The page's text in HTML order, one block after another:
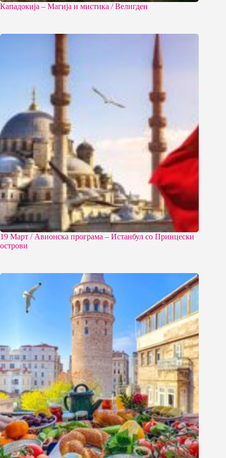
Кападокија – Магија и мистика / Велигден
19 Март / Aвионска програма – Истанбул со Принцески
острови